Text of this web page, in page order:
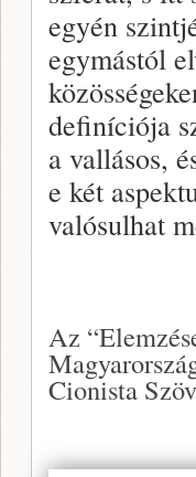
egyén
egymástól
definíciója
a vallásos,
e két
valósulhat
Az
Cionista